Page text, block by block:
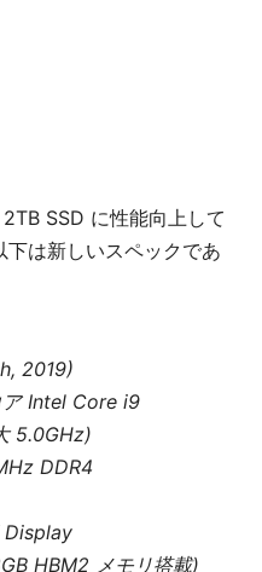
SSD に性能向上して
は新しいスペックであ
2019)
Intel Core i9
5.0GHz)
DDR4
HBM2 メモリ搭載)